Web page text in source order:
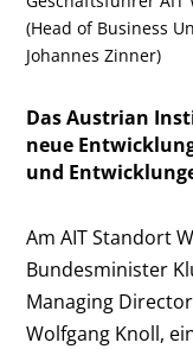
(Head of Business
Johannes Zinner)
Das Austrian
neue
und
Am AIT Standort
Bundesminister
Managing
Wolfgang Knoll,